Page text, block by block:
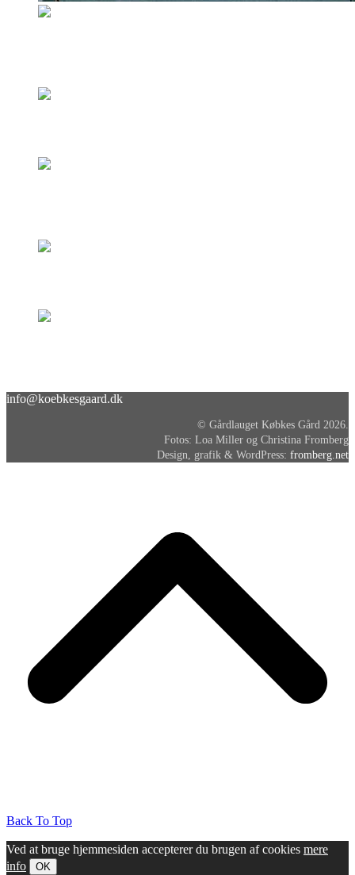
info@koebkesgaard.dk
© Gårdlauget Købkes Gård 2026.
Fotos: Loa Miller og Christina Fromberg
Design, grafik & WordPress: fromberg.net
Back To Top
Ved at bruge hjemmesiden accepterer du brugen af cookies mere
info
OK